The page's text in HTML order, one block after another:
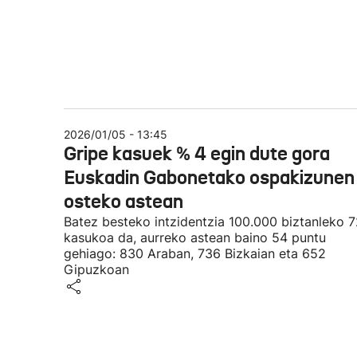
2026/01/05 - 13:45
Gripe kasuek % 4 egin dute gora
Euskadin Gabonetako ospakizunen
osteko astean
Batez besteko intzidentzia 100.000 biztanleko
kasukoa da, aurreko astean baino 54 puntu
gehiago: 830 Araban, 736 Bizkaian eta 652
Gipuzkoan